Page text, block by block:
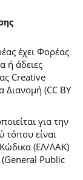
έχει Φορέας
ή άδειες
Creative
(CC BY
για την
τόπου είναι
(ΕΛ/ΛΑΚ)
(General Public